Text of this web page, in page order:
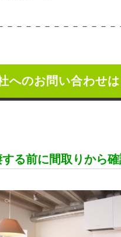
－－－－－－－－－－ －－
へのお問い合わせ
る前に間取りから確